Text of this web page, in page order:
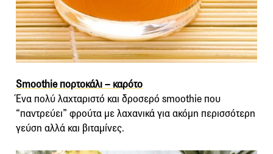
Smoothie πορτοκάλι – καρότο
Ένα πολύ λαχταριστό και δροσερό smoothie που
“παντρεύει” φρούτα με λαχανικά για ακόμη περισσότερη
γεύση αλλά και βιταμίνες.